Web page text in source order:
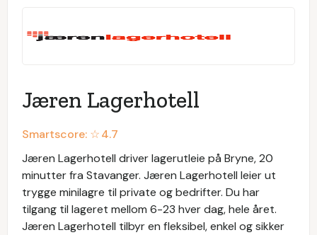
Jæren Lagerhotell
Smartscore: ☆4.7
Jæren Lagerhotell driver lagerutleie på Bryne, 20
minutter fra Stavanger. Jæren Lagerhotell leier ut
trygge minilagre til private og bedrifter. Du har
tilgang til lageret mellom 6-23 hver dag, hele året.
Jæren Lagerhotell tilbyr en fleksibel, enkel og sikker